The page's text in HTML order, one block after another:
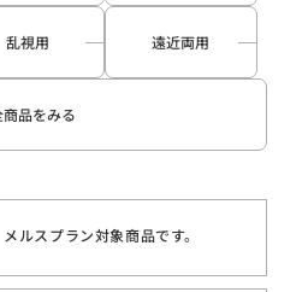
乱視用 遠近両用
商品をみる
ルスプラン対象商品です。